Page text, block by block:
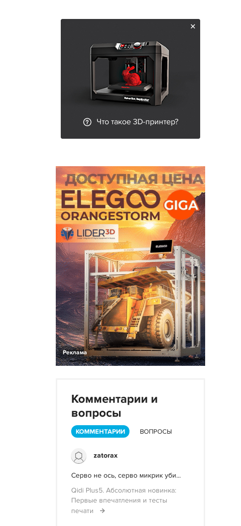
Что такое 3D-принтер?
Реклама
Комментарии и
вопросы
КОММЕНТАРИИ ВОПРОСЫ
zatorax
Серво не ось, серво микрик уби...
Qidi Plus5. Абсолютная новинка:
Первые впечатления и тесты
печати